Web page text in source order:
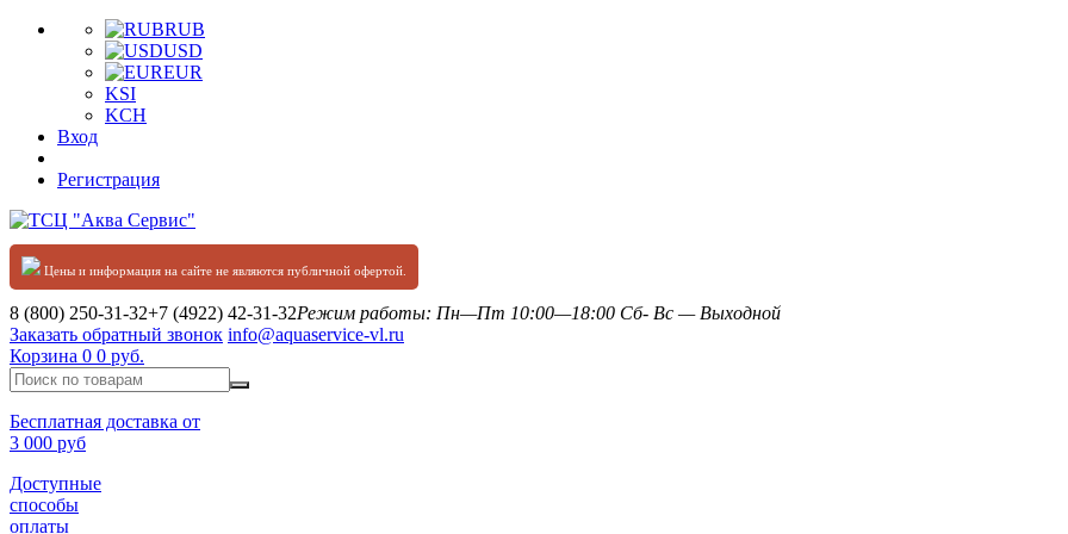
RUB
USD
EUR
KSI
KCH
Вход
Регистрация
Цены и информация на сайте не являются публичной офертой.
8 (800) 250-31-32+7 (4922) 42-31-32Режим работы: Пн—Пт 10:00—18:00 Сб- Вс — Выходной
Заказать обратный звонок info@aquaservice-vl.ru
Корзина 0 0 руб.
Бесплатная доставка от
3 000 руб
Доступные
способы
оплаты